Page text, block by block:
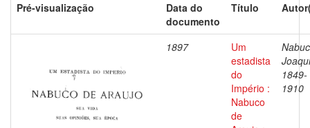
Pré-visualização
Data do
documento
Título
1897
Um
estadista
do
Império :
Nabuco
de
1849-
1910